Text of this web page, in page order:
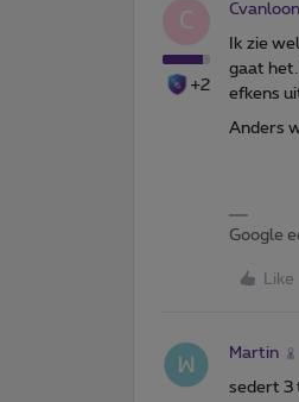
C
+2
Cvanloon
Ik zie
gaat
efkens
Anders
Google
Like
Martin
sedert 3